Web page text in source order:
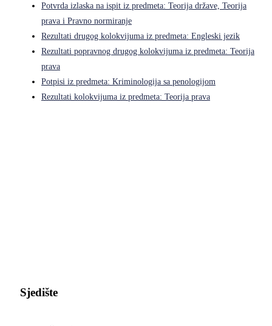
Potvrda izlaska na ispit iz predmeta: Teorija države, Teorija
prava i Pravno normiranje
Rezultati drugog kolokvijuma iz predmeta: Engleski jezik
Rezultati popravnog drugog kolokvijuma iz predmeta: Teorija
prava
Potpisi iz predmeta: Kriminologija sa penologijom
Rezultati kolokvijuma iz predmeta: Teorija prava
Sjedište